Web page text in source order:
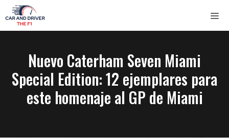
Saltar
al
contenido
Nuevo Caterham Seven Miami
Special Edition: 12 ejemplares para
este homenaje al GP de Miami